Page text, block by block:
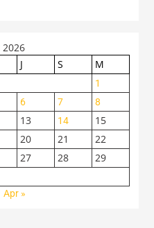
J S M
1
6 7
8
13 14 15
20 21
22
27 28 29
Apr »